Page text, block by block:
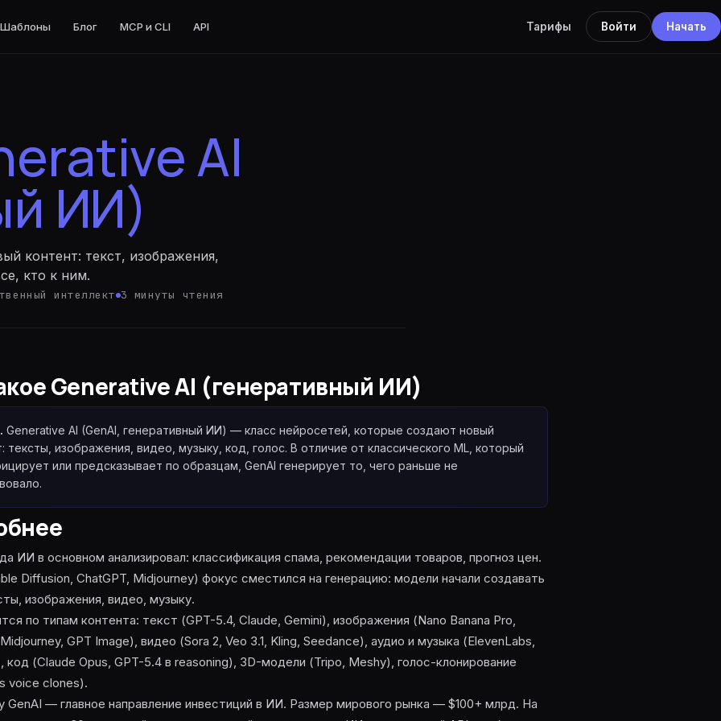
· код и агенты
и агенты
· reasoning
реалтайм
reasoning
Шаблоны Блог MCP и CLI API Тарифы Войти Начать
AI
ИИ)
контент: текст, изображения,
кто к ним.
интеллект 3 минуты чтения
Generative AI (генеративный ИИ)
Generative AI (GenAI, генеративный ИИ) — класс нейросетей, которые создают новый
тексты, изображения, видео, музыку, код, голос. В отличие от классического ML, который
или предсказывает по образцам, GenAI генерирует то, чего раньше не
ИИ в основном анализировал: классификация спама, рекомендации товаров, прогноз цен.
Diffusion, ChatGPT, Midjourney) фокус сместился на генерацию: модели начали создавать
изображения, видео, музыку.
по типам контента: текст (GPT-5.4, Claude, Gemini), изображения (Nano Banana Pro,
GPT Image), видео (Sora 2, Veo 3.1, Kling, Seedance), аудио и музыка (ElevenLabs,
код (Claude Opus, GPT-5.4 в reasoning), 3D-модели (Tripo, Meshy), голос-клонирование
voice clones).
GenAI — главное направление инвестиций в ИИ. Размер мирового рынка — $100+ млрд. На